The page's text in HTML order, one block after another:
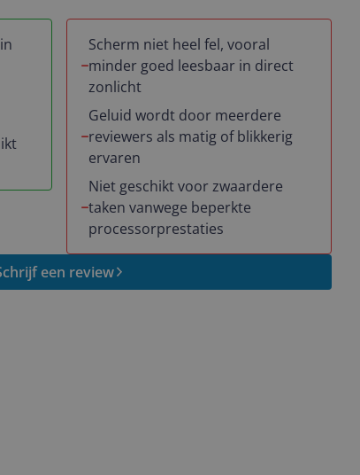
Scherm niet heel fel, vooral
minder goed leesbaar in direct
zonlicht
Geluid wordt door meerdere
reviewers als matig of blikkerig
ervaren
Niet geschikt voor zwaardere
taken vanwege beperkte
processorprestaties
een review